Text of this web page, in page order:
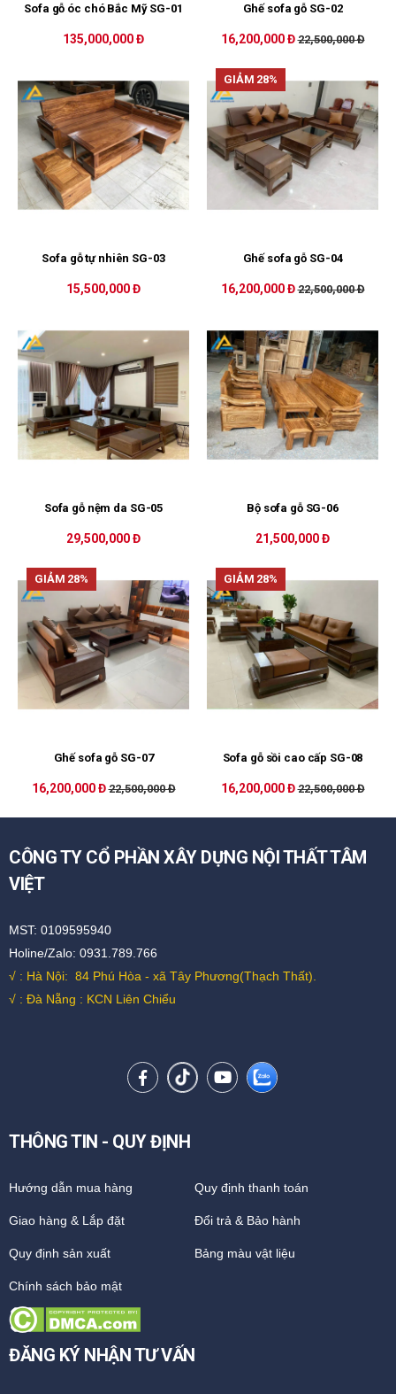
Sofa gỗ óc chó Bắc Mỹ SG-01
135,000,000 Đ
Ghế sofa gỗ SG-02
16,200,000 Đ 22,500,000 Đ
Sofa gỗ tự nhiên SG-03
15,500,000 Đ
GIẢM 28%
Ghế sofa gỗ SG-04
16,200,000 Đ 22,500,000 Đ
Sofa gỗ nệm da SG-05
29,500,000 Đ
Bộ sofa gỗ SG-06
21,500,000 Đ
GIẢM 28%
Ghế sofa gỗ SG-07
16,200,000 Đ 22,500,000 Đ
GIẢM 28%
Sofa gỗ sồi cao cấp SG-08
16,200,000 Đ 22,500,000 Đ
CÔNG TY CỔ PHẦN XÂY DỰNG NỘI THẤT TÂM
VIỆT
MST: 0109595940
Holine/Zalo: 0931.789.766
√ : Hà Nội: 84 Phú Hòa - xã Tây Phương(Thạch Thất).
√ : Đà Nẵng : KCN Liên Chiểu
THÔNG TIN - QUY ĐỊNH
Hướng dẫn mua hàng Quy định thanh toán
Giao hàng & Lắp đặt Đổi trả & Bảo hành
Quy định sản xuất Bảng màu vật liệu
Chính sách bảo mật
ĐĂNG KÝ NHẬN TƯ VẤN